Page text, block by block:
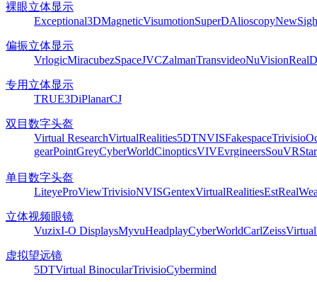
裸眼立体显示
Exceptional3DMagneticVisumotionSuperDAlioscopy
偏振立体显示
VrlogicMiracubezSpaceJVCZalmanTransvideoNuVisionRealD
专用立体显示
TRUE3DiPlanarCJ
双目数字头盔
Virtual ResearchVirtualRealities5DTNVISFakespaceTrivisio
gearPointGreyCyberWorldCinopticsVIVEvrgineersSouVR
单目数字头盔
LiteyeProViewTrivisioNVISGentexVirtualRealitiesEst
立体视频眼镜
VuzixI-O DisplaysMyvuHeadplayCyberWorldCarlZeiss
虚拟望远镜
5DTVirtual BinocularTrivisioCybermind